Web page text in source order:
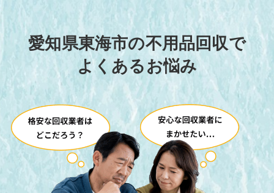
愛知県東海市の不用品回収で
よくあるお悩み